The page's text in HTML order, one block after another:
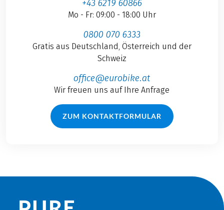
+43 6219 60866
Mo - Fr: 09:00 - 18:00 Uhr
0800 070 6333
Gratis aus Deutschland, Österreich und der
Schweiz
office@eurobike.at
Wir freuen uns auf Ihre Anfrage
ZUM KONTAKTFORMULAR